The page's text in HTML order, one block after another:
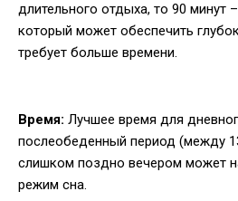
длительного отдыха, то 90 минут
который может обеспечить
требует больше времени.
Время: Лучшее время для
послеобеденный период (между
слишком поздно вечером может
режим сна.